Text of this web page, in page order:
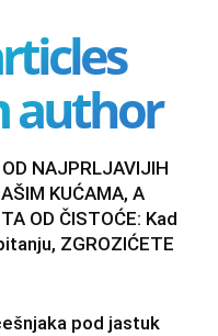
author
NAJPRLJAVIJIH
KUĆAMA, A
OD ČISTOĆE: Kad
ZGROZIĆETE
pod jastuk